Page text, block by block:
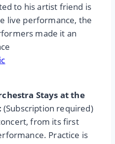
to his artist friend is
live performance, the
made it an
Stays at the
(Subscription required)
from its first
Practice is